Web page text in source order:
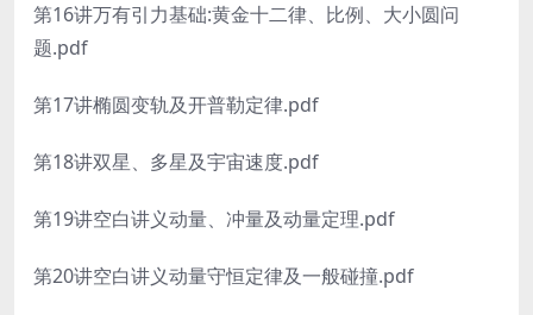
第16讲万有引力基础:黄金十二律、比例、大小圆问
题.pdf
第17讲椭圆变轨及开普勒定律.pdf
第18讲双星、多星及宇宙速度.pdf
第19讲空白讲义动量、冲量及动量定理.pdf
第20讲空白讲义动量守恒定律及一般碰撞.pdf